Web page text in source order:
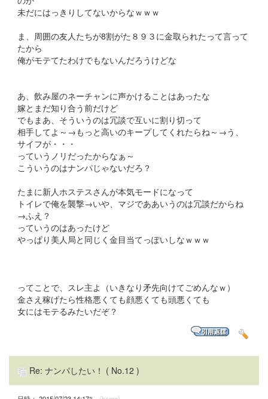
未だにはっきりしてないからなｗｗｗ
ま、周囲の友人たちが8割がた８９３に金取られたって言って
たから
俺がモテてたわけでもないんだろうけどな
あ、飲み屋のネーチャンに声かけることはあったな
嫁とまだ知り合う前だけど
でもまあ、そういうのは冗談で互いに割り切って
相手してよ～→もっと高いのキープしてくれたらね～→う、
サイフが・・・
っていうノリだったからなぁ～
こういうのはナンパじゃないだろ？
たまに新人ホステスさんが本気モードになって
トイレで俺を襲撃→いや、マジでああいうのは冗談だからね
→ふえ？
っていうのはあったけど
やっぱり美人局と同じく金目当てっぽいしなｗｗｗ
ってことで、スレ主よ（いきなり矛先向けてごめんなｗ）
金さえ稼げたら性格悪くても顔悪くても頭悪くても
女にはモテるみたいだぞ？
Re: ナンパしたい！ ( No.12 )